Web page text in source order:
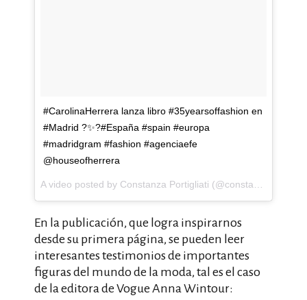
#CarolinaHerrera lanza libro #35yearsoffashion en
#Madrid ?✨?#España #spain #europa
#madridgram #fashion #agenciaefe
@houseofherrera
En la publicación, que logra inspirarnos
desde su primera página, se pueden leer
interesantes testimonios de importantes
figuras del mundo de la moda, tal es el caso
de la editora de Vogue Anna Wintour: